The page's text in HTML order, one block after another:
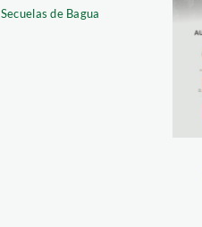
Secuelas de Bagua